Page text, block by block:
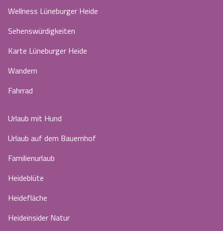
Wellness Lüneburger Heide
Sehenswürdigkeiten
Karte Lüneburger Heide
Wandern
Fahrrad
Urlaub mit Hund
Urlaub auf dem Bauernhof
Familienurlaub
Heideblüte
Heidefläche
Heideinsider Natur